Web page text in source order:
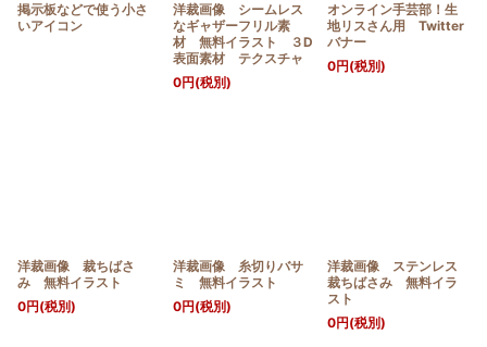
掲示板などで使う小さ
いアイコン
洋裁画像 シームレス
なギャザーフリル素
材 無料イラスト ３D
表面素材 テクスチャ
0円(税別)
オンライン手芸部！生
地リスさん用 Twitter
バナー
0円(税別)
洋裁画像 裁ちばさ
み 無料イラスト
0円(税別)
洋裁画像 糸切りバサ
ミ 無料イラスト
0円(税別)
洋裁画像 ステンレス
裁ちばさみ 無料イラ
スト
0円(税別)